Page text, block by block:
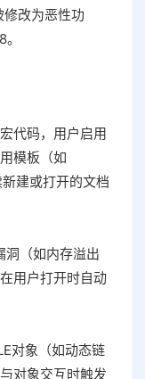
修改为恶性功
8。
代码，用户启用
模板（如
建或打开的文档
洞（如内存溢出
用户打开时自动
对象（如动态链
对象交互时触发